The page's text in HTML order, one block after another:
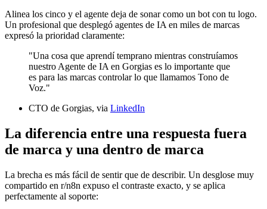
Alinea los cinco y el agente deja de sonar como un bot con tu logo.
Un profesional que desplegó agentes de IA en miles de marcas
expresó la prioridad claramente:
"Una cosa que aprendí temprano mientras construíamos
nuestro Agente de IA en Gorgias es lo importante que
es para las marcas controlar lo que llamamos Tono de
Voz."
CTO de Gorgias, via LinkedIn
La diferencia entre una respuesta fuera
de marca y una dentro de marca
La brecha es más fácil de sentir que de describir. Un desglose muy
compartido en r/n8n expuso el contraste exacto, y se aplica
perfectamente al soporte: